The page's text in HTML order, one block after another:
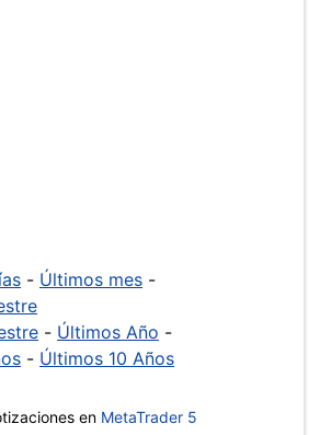
- Últimos mes -
- Últimos Año -
- Últimos 10 Años
en MetaTrader 5